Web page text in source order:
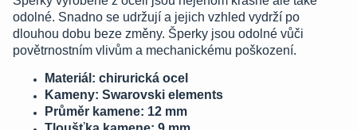
odolné. Snadno se udržují a jejich vzhled vydrží po
dlouhou dobu beze změny. Šperky jsou odolné vůči
povětrnostním vlivům a mechanickému poškození.
Materiál: chirurická ocel
Kameny: Swarovski elements
Průměr kamene: 12 mm